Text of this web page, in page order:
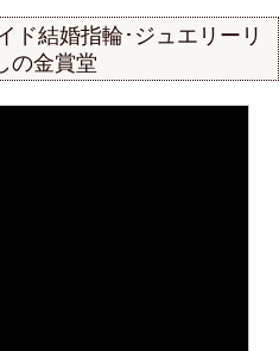
ド結婚指輪･ジュエリーリ
の金賞堂